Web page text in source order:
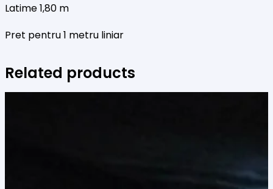
Latime 1,80 m
Pret pentru 1 metru liniar
Related products